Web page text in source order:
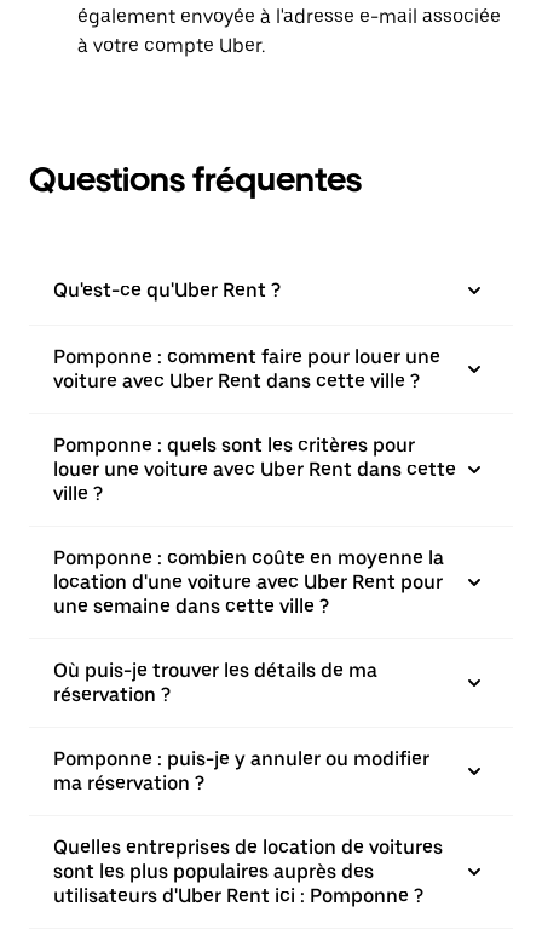
également envoyée à l'adresse e-mail associée
à votre compte Uber.
Questions fréquentes
Qu'est-ce qu'Uber Rent ?
Pomponne : comment faire pour louer une
voiture avec Uber Rent dans cette ville ?
Pomponne : quels sont les critères pour
louer une voiture avec Uber Rent dans cette
ville ?
Pomponne : combien coûte en moyenne la
location d'une voiture avec Uber Rent pour
une semaine dans cette ville ?
Où puis-je trouver les détails de ma
réservation ?
Pomponne : puis-je y annuler ou modifier
ma réservation ?
Quelles entreprises de location de voitures
sont les plus populaires auprès des
utilisateurs d'Uber Rent ici : Pomponne ?